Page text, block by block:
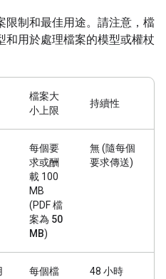
限制和最佳用途。請注意，檔
和用於處理檔案的模型或權杖
檔案大
小上限
持續性
每個要
求或酬
載 100
MB
(PDF 檔
案為 50
MB)
無 (隨每個
要求傳送)
每個檔
48 小時